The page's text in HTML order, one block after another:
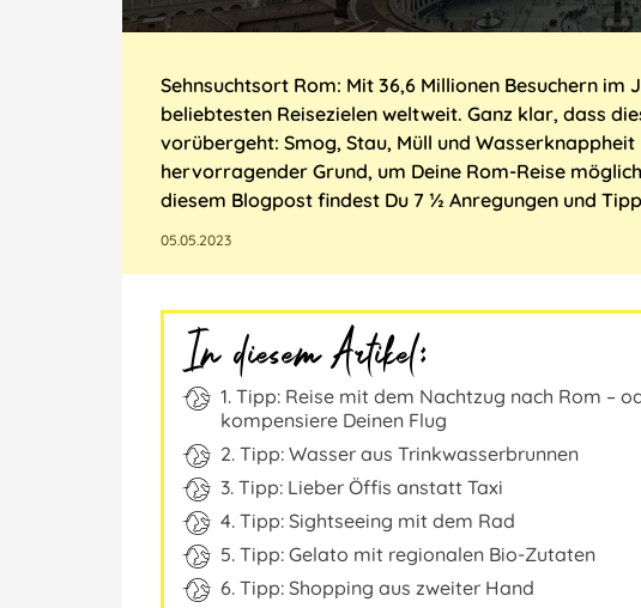
Sehnsuchtsort Rom: Mit 36,6 Millionen Besuchern
beliebtesten Reisezielen weltweit. Ganz klar, dass
vorübergeht: Smog, Stau, Müll und
hervorragender Grund, um Deine Rom-Reise
diesem Blogpost findest Du 7 ½ Anregungen und
05.05.2023
In diesem Artikel:
1. Tipp: Reise mit dem Nachtzug nach Rom –
kompensiere Deinen Flug
2. Tipp: Wasser aus Trinkwasserbrunnen
3. Tipp: Lieber Öffis anstatt Taxi
4. Tipp: Sightseeing mit dem Rad
5. Tipp: Gelato mit regionalen Bio-Zutaten
6. Tipp: Shopping aus zweiter Hand